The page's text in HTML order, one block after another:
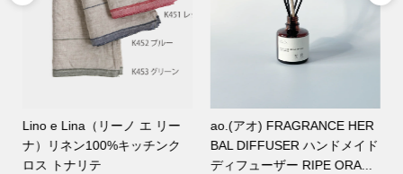
山桜のカッティングボード 丸
woodpecker ウッドペッカー
¥12,650(税込)
MAGALI（マガリ）BL283GR
ラミーリネン・ペザントジ
レ／フォレストグリーン